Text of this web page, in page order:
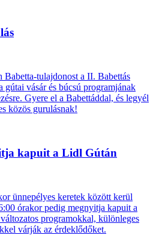
Babetta-tulajdonost a II. Babettás
gútai vásár és búcsú programjának
Gyere el a Babettáddal, és legyél
közös gurulásnak!
kapuit a Lidl Gútán
ünnepélyes keretek között kerül
órakor pedig megnyitja kapuit a
programokkal, különleges
várják az érdeklődőket.